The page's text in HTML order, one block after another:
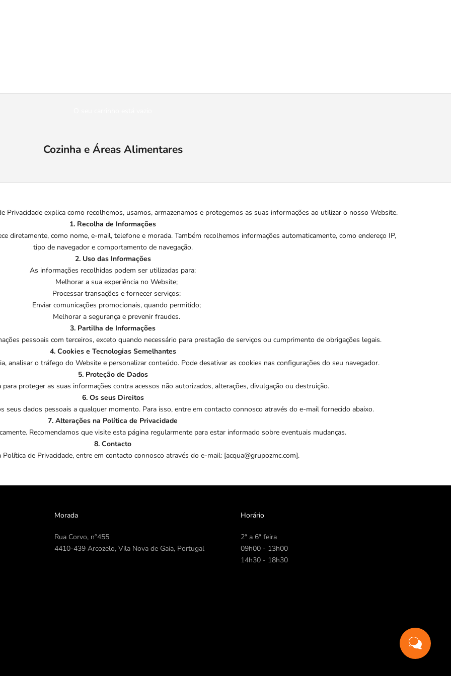
Cozinha e Áreas Alimentares
Privacidade explica como recolhemos, usamos, armazenamos e protegemos as suas informações ao utilizar o nosso Website.
1. Recolha de Informações
diretamente, como nome, e-mail, telefone e morada. Também recolhemos informações automaticamente, como endereço IP,
tipo de navegador e comportamento de navegação.
2. Uso das Informações
As informações recolhidas podem ser utilizadas para:
Melhorar a sua experiência no Website;
Processar transações e fornecer serviços;
Enviar comunicações promocionais, quando permitido;
Melhorar a segurança e prevenir fraudes.
3. Partilha de Informações
pessoais com terceiros, exceto quando necessário para prestação de serviços ou cumprimento de obrigações legais.
4. Cookies e Tecnologias Semelhantes
analisar o tráfego do Website e personalizar conteúdo. Pode desativar as cookies nas configurações do seu navegador.
5. Proteção de Dados
proteger as suas informações contra acessos não autorizados, alterações, divulgação ou destruição.
6. Os seus Direitos
seus dados pessoais a qualquer momento. Para isso, entre em contacto connosco através do e-mail fornecido abaixo.
7. Alterações na Política de Privacidade
Recomendamos que visite esta página regularmente para estar informado sobre eventuais mudanças.
8. Contacto
de Privacidade, entre em contacto connosco através do e-mail: [acqua@grupozmc.com].
Morada
Rua Corvo, nº455
4410-439 Arcozelo, Vila Nova de Gaia, Portugal
Horário
2ª a 6ª feira
09h00 - 13h00
14h30 - 18h30